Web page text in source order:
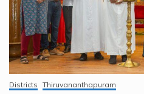
Districts Thiruvananthapuram